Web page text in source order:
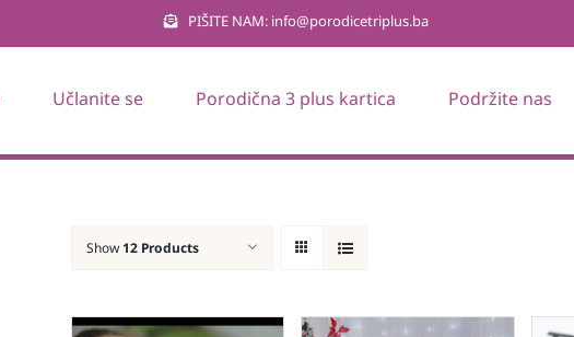
PIŠITE NAM: info@porodicetriplus.ba
Učlanite se Porodična 3 plus kartica Podržite nas
Show 12 Products